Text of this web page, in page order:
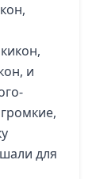
и
для